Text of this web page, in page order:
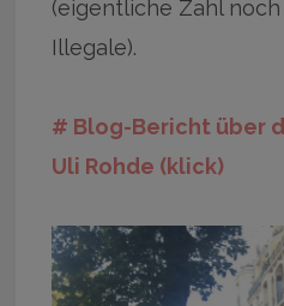
(eigentliche Zahl
Illegale).
# Blog-Bericht über
Uli Rohde (klick)